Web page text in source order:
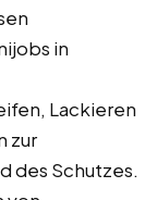
in
Lackieren
zur
des Schutzes.